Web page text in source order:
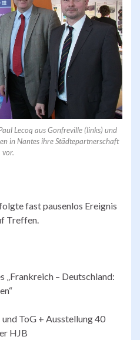
Lecoq aus Gonfreville (links) und
in Nantes ihre Städtepartnerschaft
vor.
fast pausenlos Ereignis
Treffen.
„Frankreich – Deutschland:
ToG + Ausstellung 40
HJB